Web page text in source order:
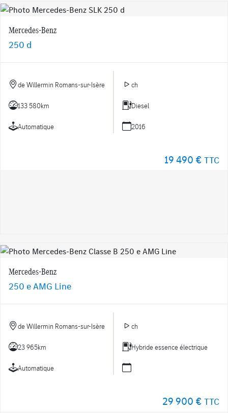
Mercedes-Benz
250 d
de Willermin Romans-sur-Isère ch
133 580km Diesel
Automatique 2016
19 490 € TTC
Mercedes-Benz
250 e AMG Line
de Willermin Romans-sur-Isère ch
23 965km Hybride essence électrique
Automatique
29 900 € TTC